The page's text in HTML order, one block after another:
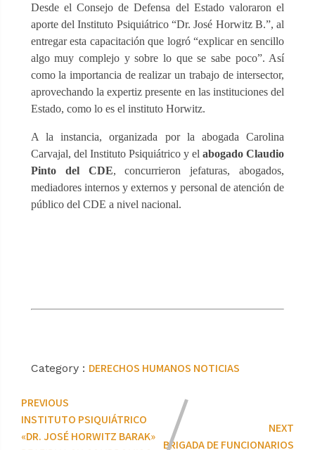
Desde el Consejo de Defensa del Estado valoraron el
aporte del Instituto Psiquiátrico “Dr. José Horwitz B.”, al
entregar esta capacitación que logró “explicar en sencillo
algo muy complejo y sobre lo que se sabe poco”. Así
como la importancia de realizar un trabajo de intersector,
aprovechando la expertiz presente en las instituciones del
Estado, como lo es el instituto Horwitz.
A la instancia, organizada por la abogada Carolina
Carvajal, del Instituto Psiquiátrico y elabogado Claudio
Pinto del CDE, concurrieron jefaturas, abogados,
mediadores internos y externos y personal de atención de
público del CDE a nivel nacional.
Category : DERECHOS HUMANOS NOTICIAS
PREVIOUS
INSTITUTO PSIQUIÁTRICO
«DR. JOSÉ HORWITZ BARAK»
NEXT
BRIGADA DE FUNCIONARIOS